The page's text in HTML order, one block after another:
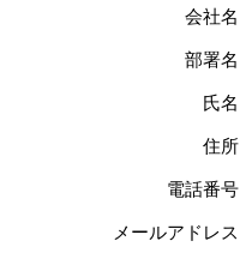
会社名
部署名
氏名
住所
電話番号
メールアドレス